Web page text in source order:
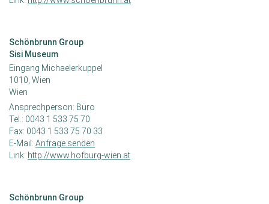
Schönbrunn Group
Sisi Museum
Eingang Michaelerkuppel
1010, Wien
Wien
Ansprechperson: Büro
Tel.: 0043 1 533 75 70
Fax: 0043 1 533 75 70 33
E-Mail: Anfrage senden
Link: http://www.hofburg-wien.at
Schönbrunn Group